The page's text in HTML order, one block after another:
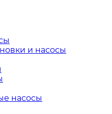
и насосы
насосы